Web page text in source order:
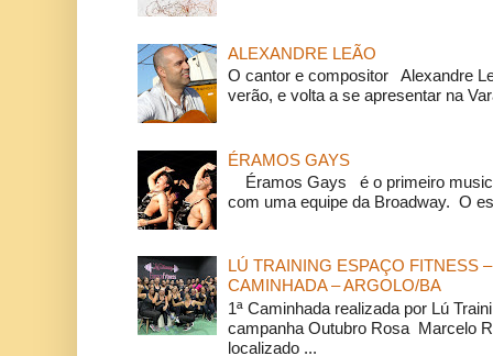
ALEXANDRE LEÃO
O cantor e compositor Alexandre
verão, e volta a se apresentar na
ÉRAMOS GAYS
Éramos Gays é o primeiro
com uma equipe da Broadway. O
LÚ TRAINING ESPAÇO FITNESS
CAMINHADA – ARGOLO/BA
1ª Caminhada realizada por Lú
campanha Outubro Rosa Marcelo
localizado ...